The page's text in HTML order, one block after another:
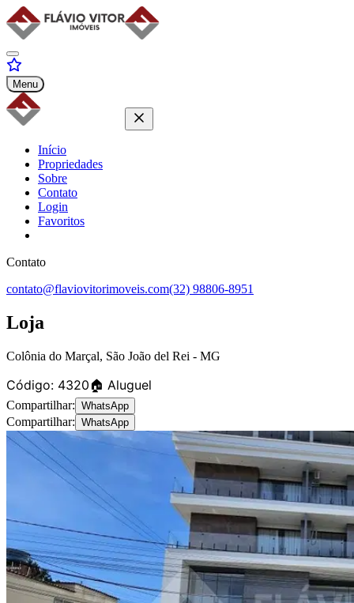
Menu
Início
Propriedades
Sobre
Contato
Login
Favoritos
Contato
contato@flaviovitorimoveis.com(32) 98806-8951
Loja
Colônia do Marçal, São João del Rei - MG
Código: 4320🏠 Aluguel
Compartilhar: WhatsApp
Compartilhar: WhatsApp